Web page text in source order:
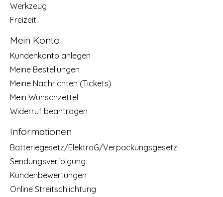
Werkzeug
Freizeit
Mein Konto
Kundenkonto anlegen
Meine Bestellungen
Meine Nachrichten (Tickets)
Mein Wunschzettel
Widerruf beantragen
Informationen
Batteriegesetz/ElektroG/Verpackungsgesetz
Sendungsverfolgung
Kundenbewertungen
Online Streitschlichtung